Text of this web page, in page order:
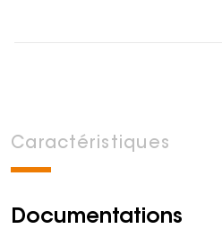
Caractéristiques
Documentations